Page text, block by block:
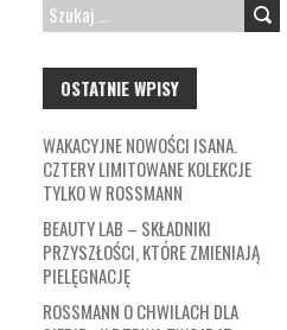
SZUKAJ:
OSTATNIE WPISY
WAKACYJNE NOWOŚCI ISANA.
CZTERY LIMITOWANE KOLEKCJE
TYLKO W ROSSMANN
BEAUTY LAB – SKŁADNIKI
PRZYSZŁOŚCI, KTÓRE ZMIENIAJĄ
PIELĘGNACJĘ
ROSSMANN O CHWILACH DLA